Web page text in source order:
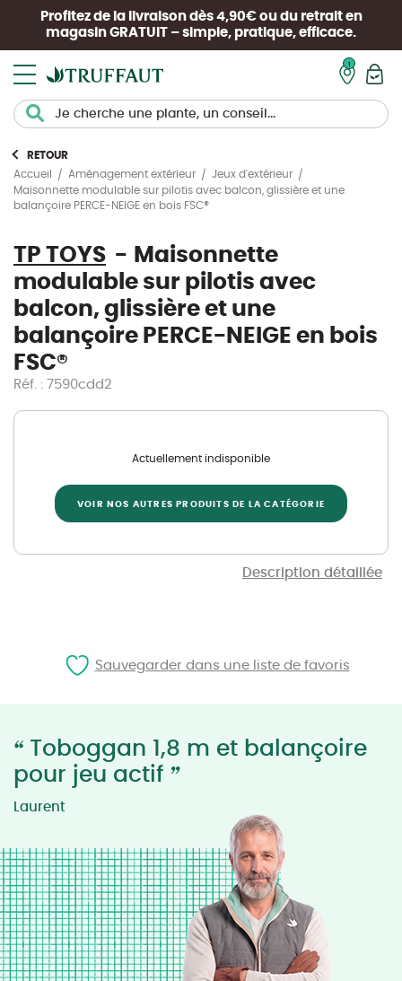
Profitez de la livraison dès 4,90€ ou du retrait en
magasin GRATUIT – simple, pratique, efficace.
RETOUR
Accueil
Aménagement extérieur
Jeux d'extérieur
Maisonnette modulable sur pilotis avec balcon, glissière et une
balançoire PERCE-NEIGE en bois FSC®
TP TOYS
Maisonnette
modulable sur pilotis avec
balcon, glissière et une
balançoire PERCE-NEIGE en bois
FSC®
Réf. : 7590cdd2
Description détaillée
Actuellement indisponible
VOIR NOS AUTRES PRODUITS DE LA CATÉGORIE
“ Toboggan 1,8 m et balançoire
pour jeu actif ”
Laurent
Sauvegarder dans une liste de favoris